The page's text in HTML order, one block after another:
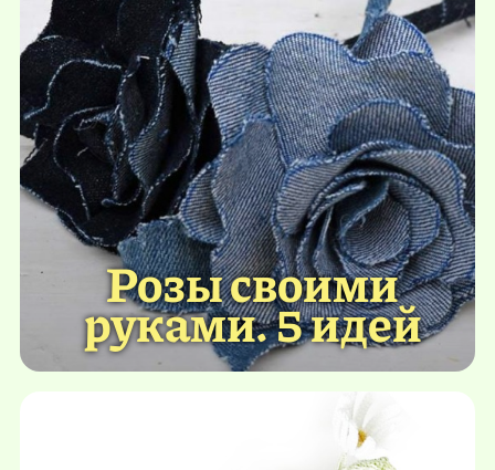
Розы своими
руками. 5 идей